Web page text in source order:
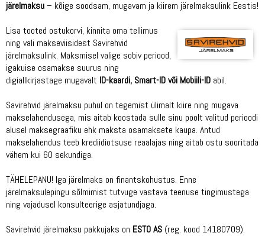
järelmaksu– kõige soodsam, mugavam ja kiirem järelmaksulink Eestis!
Lisa tooted ostukorvi, kinnita oma tellimus
ning vali makseviisidest Savirehvid
järelmaksulink. Maksmisel valige sobiv periood,
igakuise osamakse suurus ning
digiallkirjastage mugavalt ID-kaardi, Smart-ID või Mobiili-ID abil.
Savirehvid järelmaksu puhul on tegemist ülimalt kiire ning mugava
makselahendusega, mis aitab koostada sulle sinu poolt valitud perioodi
alusel maksegraafiku ehk maksta osamaksete kaupa. Antud
makselahendus teeb krediidiotsuse reaalajas ning aitab ostu sooritada
vähem kui 60 sekundiga.
TÄHELEPANU! Iga järelmaks on finantskohustus. Enne
järelmaksulepingu sõlmimist tutvuge vastava teenuse tingimustega
ning vajadusel konsulteerige asjatundjaga.
Savirehvid järelmaksu pakkujaks on ESTO AS (reg. kood 14180709).